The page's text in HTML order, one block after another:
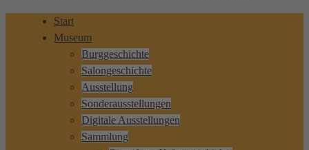
Start
Museum
Burggeschichte
Salongeschichte
Ausstellung
Sonderausstellungen
Digitale Ausstellungen
Sammlung